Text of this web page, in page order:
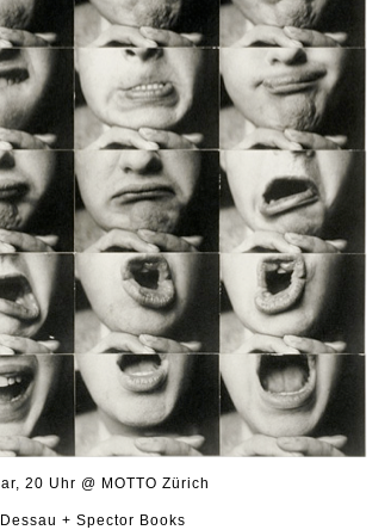
20 Uhr @ MOTTO Zürich
+ Spector Books